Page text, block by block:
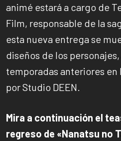
animé estará a cargo de
Film, responsable de la
esta nueva entrega se
diseños de los
temporadas anteriores
por Studio DEEN.
Mira a continuación el
regreso de «Nanatsu no